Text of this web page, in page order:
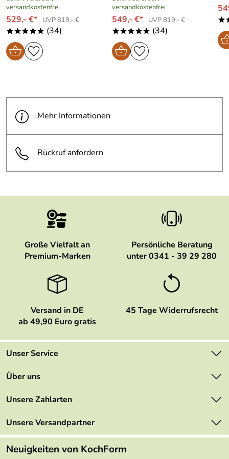
contact.webshop@kitchenaid.com
versandkostenfrei
529,- €* UVP 819,- €
***** (34)
versandkostenfrei
549,- €* UVP 819,- €
***** (34)
Mehr Informationen
Rückruf anfordern
Große Vielfalt an
Premium-Marken
Persönliche Beratung
unter 0341 - 39 29 280
Versand in DE
ab 49,90 Euro gratis
45 Tage Widerrufsrecht
Unser Service
Kontakt
Mehrwertsteuerfrei
Retourenportal
FAQs
Lieferbedingungen
Über uns
Marken
Angebote
Made in Germany
Unsere Zahlarten
Unsere Versandpartner
Neuigkeiten von KochForm